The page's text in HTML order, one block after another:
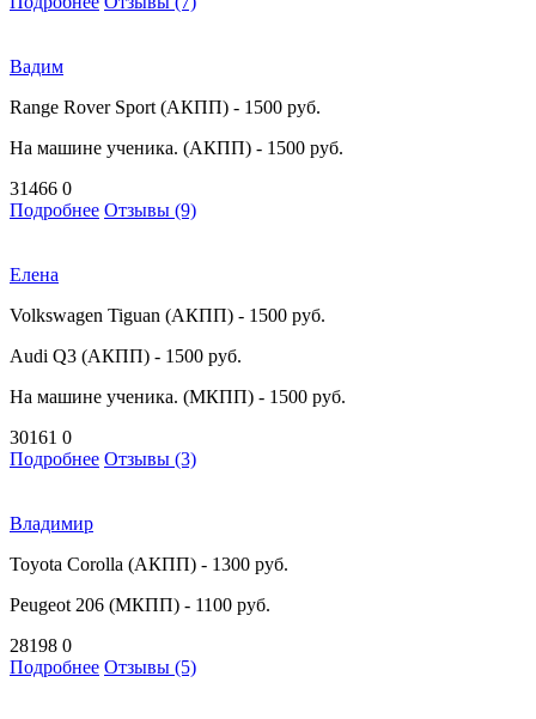
Вадим
Range Rover Sport (АКПП) - 1500 руб.
На машине ученика. (АКПП) - 1500 руб.
31466 0
Подробнее Отзывы (9)
Елена
Volkswagen Tiguan (АКПП) - 1500 руб.
Audi Q3 (АКПП) - 1500 руб.
На машине ученика. (МКПП) - 1500 руб.
30161 0
Подробнее Отзывы (3)
Владимир
Toyota Corolla (АКПП) - 1300 руб.
Peugeot 206 (МКПП) - 1100 руб.
28198 0
Подробнее Отзывы (5)